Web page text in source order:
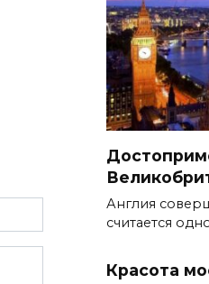
Англия
считается
Красота